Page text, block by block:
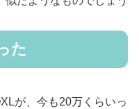
た
が、今も20万くらいっ